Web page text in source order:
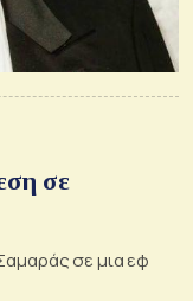
σε
σε μια εφ